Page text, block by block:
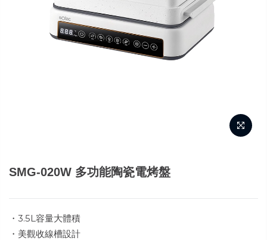
SMG-020W 多功能陶瓷電烤盤
・3.5L容量大體積
・美觀收線槽設計